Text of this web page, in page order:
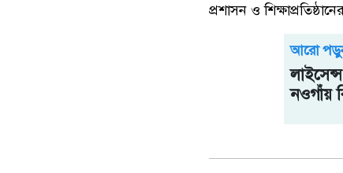
প্রশাসন ও
আরো
নওগাঁয়